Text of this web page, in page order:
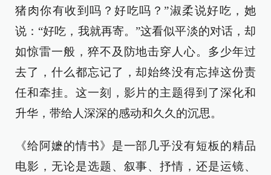
猪肉你有收到吗？好吃吗？”淑柔说好吃，她
说：“好吃，我就再寄。”这看似平淡的对话，却
如惊雷一般，猝不及防地击穿人心。多少年过
去了，什么都忘记了，却始终没有忘掉这份责
任和牵挂。这一刻，影片的主题得到了深化和
升华，带给人深深的感动和久久的沉思。
《给阿嬷的情书》是一部几乎没有短板的精品
电影，无论是选题、叙事、抒情，还是运镜、